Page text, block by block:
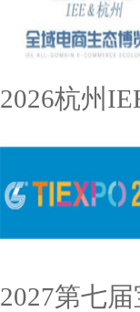
2026杭州
2027第七